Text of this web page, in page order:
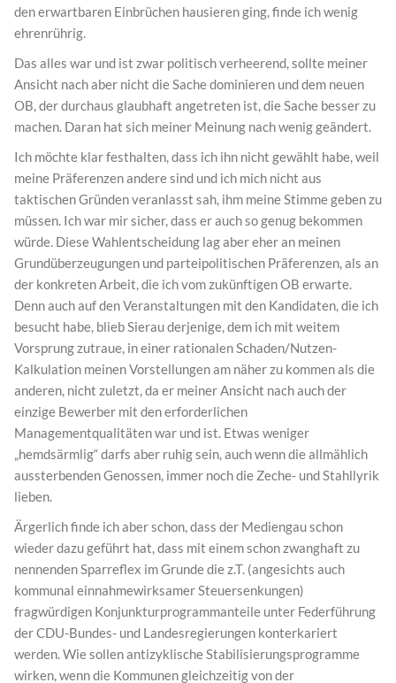
den erwartbaren Einbrüchen hausieren ging, finde ich wenig
ehrenrührig.
Das alles war und ist zwar politisch verheerend, sollte meiner
Ansicht nach aber nicht die Sache dominieren und dem neuen
OB, der durchaus glaubhaft angetreten ist, die Sache besser zu
machen. Daran hat sich meiner Meinung nach wenig geändert.
Ich möchte klar festhalten, dass ich ihn nicht gewählt habe, weil
meine Präferenzen andere sind und ich mich nicht aus
taktischen Gründen veranlasst sah, ihm meine Stimme geben zu
müssen. Ich war mir sicher, dass er auch so genug bekommen
würde. Diese Wahlentscheidung lag aber eher an meinen
Grundüberzeugungen und parteipolitischen Präferenzen, als an
der konkreten Arbeit, die ich vom zukünftigen OB erwarte.
Denn auch auf den Veranstaltungen mit den Kandidaten, die ich
besucht habe, blieb Sierau derjenige, dem ich mit weitem
Vorsprung zutraue, in einer rationalen Schaden/Nutzen-
Kalkulation meinen Vorstellungen am näher zu kommen als die
anderen, nicht zuletzt, da er meiner Ansicht nach auch der
einzige Bewerber mit den erforderlichen
Managementqualitäten war und ist. Etwas weniger
„hemdsärmlig“ darfs aber ruhig sein, auch wenn die allmählich
aussterbenden Genossen, immer noch die Zeche- und Stahllyrik
lieben.
Ärgerlich finde ich aber schon, dass der Mediengau schon
wieder dazu geführt hat, dass mit einem schon zwanghaft zu
nennenden Sparreflex im Grunde die z.T. (angesichts auch
kommunal einnahmewirksamer Steuersenkungen)
fragwürdigen Konjunkturprogrammanteile unter Federführung
der CDU-Bundes- und Landesregierungen konterkariert
werden. Wie sollen antizyklische Stabilisierungsprogramme
wirken, wenn die Kommunen gleichzeitig von der